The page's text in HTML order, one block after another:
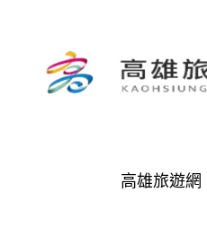
高雄旅遊網